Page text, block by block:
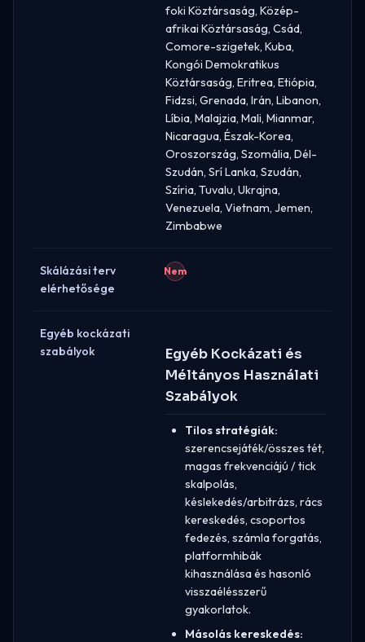
foki Köztársaság, Közép-
afrikai Köztársaság, Csád,
Comore-szigetek, Kuba,
Kongói Demokratikus
Köztársaság, Eritrea, Etiópia,
Fidzsi, Grenada, Irán, Libanon,
Líbia, Malajzia, Mali, Mianmar,
Nicaragua, Észak-Korea,
Oroszország, Szomália, Dél-
Szudán, Srí Lanka, Szudán,
Szíria, Tuvalu, Ukrajna,
Venezuela, Vietnam, Jemen,
Zimbabwe
Skálázási terv
elérhetősége
Nem
Egyéb kockázati
szabályok
Egyéb Kockázati és
Méltányos Használati
Szabályok
Tilos stratégiák:
szerencsejáték/összes tét,
magas frekvenciájú / tick
skalpolás,
késlekedés/arbitrázs, rács
kereskedés, csoportos
fedezés, számla forgatás,
platformhibák
kihasználása és hasonló
visszaélésszerű
gyakorlatok.
Másolás kereskedés: